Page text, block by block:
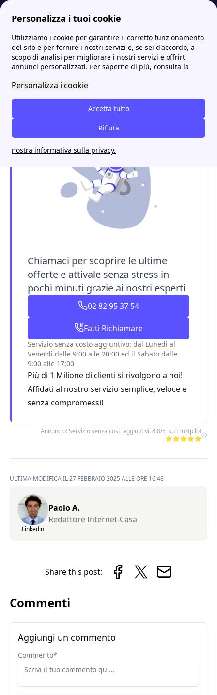
Personalizza i tuoi cookie
Utilizziamo i cookie per garantire il corretto funzionamento
del sito e per fornire i nostri servizi e, se sei d'accordo, a
scopo di analisi per migliorare i nostri servizi e offrirti
annunci personalizzati. Per saperne di più, consulta la
Personalizza i cookie
Accetta tutto
Rifiuta
nostra informativa sulla privacy.
Internet Casa More Tiscali contatti: numeri verdi e recapiti utili Area clienti My Tiscali: registrazione, login, funzionalità
Area clienti My Tiscali:
registrazione, login,
funzionalità
Chiamaci per scoprire le ultime
offerte e attivale senza stress in
pochi minuti grazie ai nostri esperti
02 82 95 37 54
Fatti Richiamare
Servizio senza costo aggiuntivo: dal Lunedì al
Venerdì dalle 9:00 alle 20:00 ed il Sabato dalle
9:00 alle 17:00
Più di 1 Milione di clienti si rivolgono a noi!
Affidati al nostro servizio semplice, veloce e
senza compromessi!
Annuncio: Servizio senza costi aggiuntivi. 4,8/5 su Trustpilot
⭐⭐⭐⭐⭐
ULTIMA MODIFICA IL 27 FEBBRAIO 2025 ALLE ORE 16:48
Linkedin
Paolo A.
Redattore Internet-Casa
Share this post:
Commenti
Aggiungi un commento
Commento*